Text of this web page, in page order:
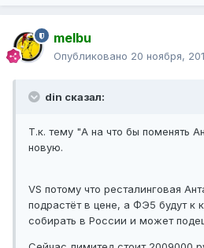
melbu
Опубликовано 20 ноября,
din сказал:
Т.к. тему "А на что бы поменять
новую.
VS потому что ресталинговая
подрастёт в цене, а ФЭ5 будут к
собирать в России и может